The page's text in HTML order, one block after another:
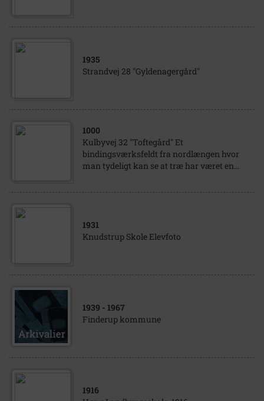
1935
Strandvej 28 "Gyldenagergård"
1000
Kulbyvej 32 "Toftegård" Et
bindingsværksfeldt fra nordlængen hvor
man tydeligt kan se at træ har været en...
1931
Knudstrup Skole Elevfoto
1939 - 1967
Finderup kommune
1916